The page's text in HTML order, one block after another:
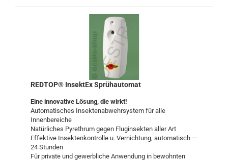
REDTOP® InsektEx Sprühautomat
Eine innovative Lösung, die wirkt!
Automatisches Insektenabwehrsystem für alle
Innenbereiche
Natürliches Pyrethrum gegen Fluginsekten aller Art
Effektive Insektenkontrolle u. Vernichtung, automatisch —
24 Stunden
Für private und gewerbliche Anwendung in bewohnten